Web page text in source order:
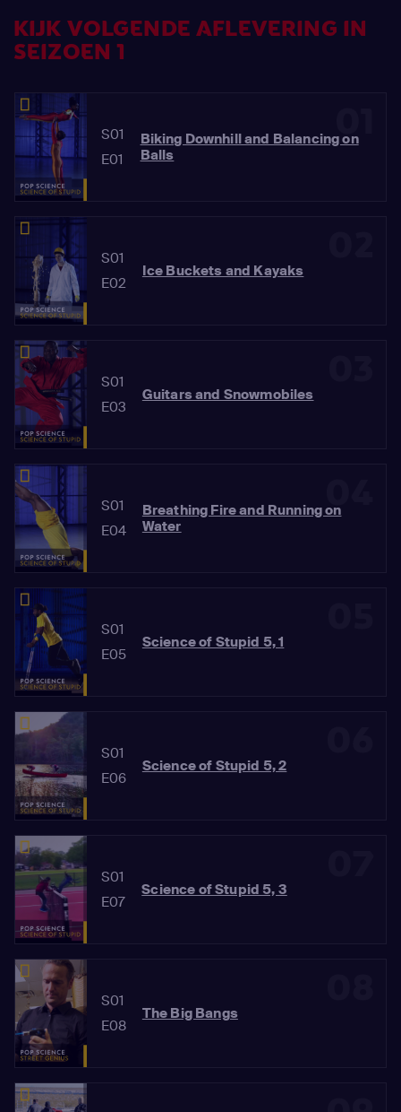
KIJK VOLGENDE AFLEVERING IN
SEIZOEN 1
S01
E01
Biking Downhill and Balancing on
Balls
S01
E02
Ice Buckets and Kayaks
S01
E03
Guitars and Snowmobiles
S01
E04
Breathing Fire and Running on
Water
S01
E05
Science of Stupid 5, 1
S01
E06
Science of Stupid 5, 2
S01
E07
Science of Stupid 5, 3
S01
E08
The Big Bangs